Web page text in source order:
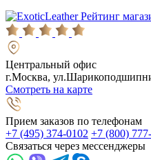
Рейтинг
Центральный офис
г.Москва,
Смотреть на карте
Прием заказов по телефонам
+7 (495) 374-0102 +7 (800)
Связаться через мессенджеры